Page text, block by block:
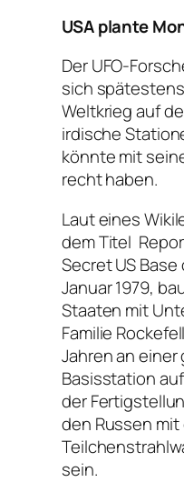
USA plante
Der UFO-
sich
Weltkrieg auf
irdische
könnte mit
recht haben.
Laut eines
dem Titel
Secret US Base
Januar 1979,
Staaten mit
Familie
Jahren an einer
Basisstation
der
den Russen mit
sein.